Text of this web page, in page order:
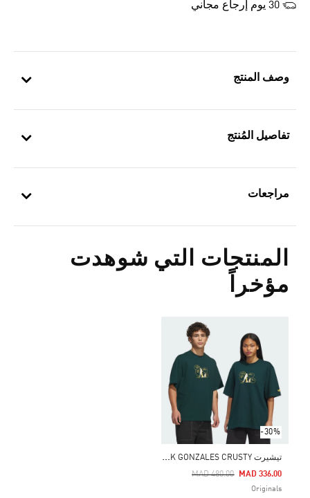
وصف المنتج
تفاصيل المُنتج
مراجعات
المنتجات التي شوهدت
مؤخراً
-30%
ت
يشيرت SKATEBOARDING X MARK GONZALES CRUSTY
Price Reduced From
MAD 480.00
To MAD 336.00
Originals